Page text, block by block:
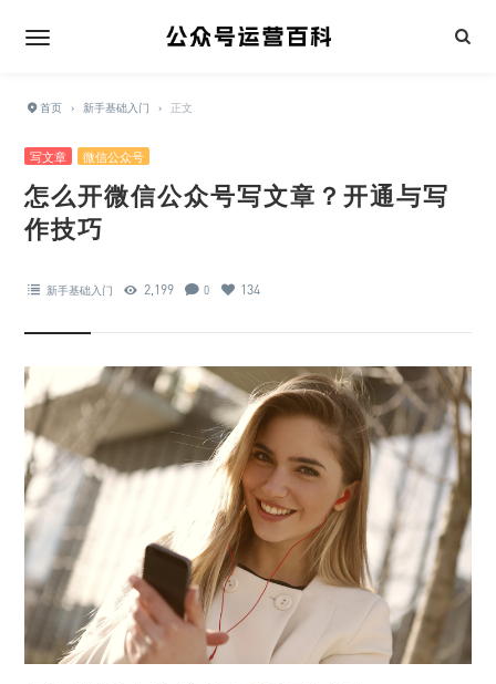
首页 › 新手基础入门 › 正文
写文章 微信公众号
怎么开微信公众号写文章？开通与写
作技巧
新手基础入门 2,199 0 134